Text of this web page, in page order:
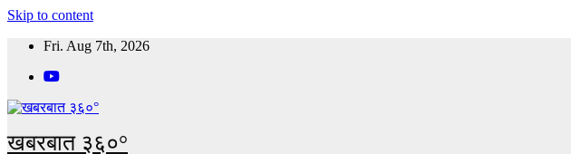
Skip to content
Fri. Aug 7th, 2026
खबरबात ३६०°